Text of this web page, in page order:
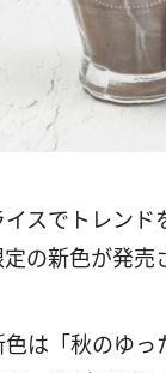
イスでトレン
の新色が発売
は「秋のゆ